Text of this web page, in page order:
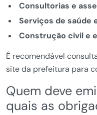
Consultorias e
Serviços de saúde
Construção civil e
É recomendável
site da prefeitura para
Quem deve
quais as